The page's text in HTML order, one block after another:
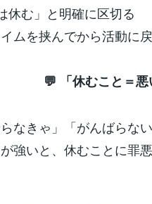
休む」と明確に区切る
ムを挟んでから活動に
💬 「休むこと＝
なきゃ」「がんばらない
強いと、休むことに罪